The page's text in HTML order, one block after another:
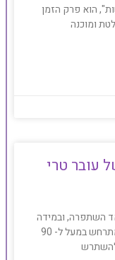
הוא פרק הזמן
ומוכנה
עובר טרי
השתפרה, ובמידה
והעובר שהוקפא שורד את ההפשרה, מה שמתרחש במעל ל- 90